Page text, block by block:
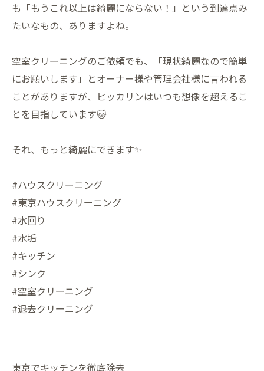
も「もうこれ以上は綺麗にならない！」という到達点み
たいなもの、ありますよね。
空室クリーニングのご依頼でも、「現状綺麗なので簡単
にお願いします」とオーナー様や管理会社様に言われる
ことがありますが、ピッカリンはいつも想像を超えるこ
とを目指しています🐱
それ、もっと綺麗にできます✨️
#ハウスクリーニング
#東京ハウスクリーニング
#水回り
#水垢
#キッチン
#シンク
#空室クリーニング
#退去クリーニング
東京でキッチンを徹底除去